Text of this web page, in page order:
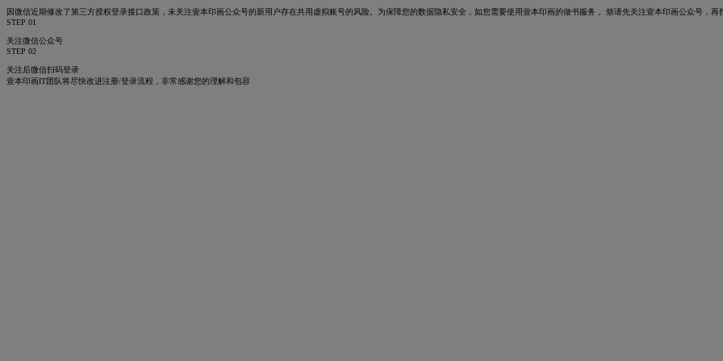
因微信近期修改了第三方授权登录接口政策，未关注壹本印画公众号的新用户存在共用虚拟账号的风险。为保障您的数据隐私安全，如您需要使用壹本印画的做书服务， 烦请先关注壹本印画公众号，再
STEP 01
关注微信公众号
STEP 02
关注后微信扫码登录
壹本印画IT团队将尽快改进注册/登录流程，非常感谢您的理解和包容